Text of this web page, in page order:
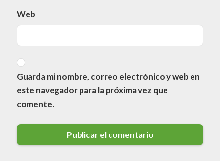
Web
Guarda mi nombre, correo electrónico y web en
este navegador para la próxima vez que
comente.